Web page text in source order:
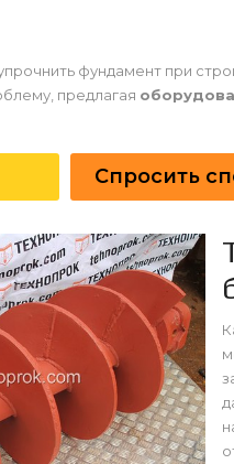
фундамент при
предлагая
Спросить